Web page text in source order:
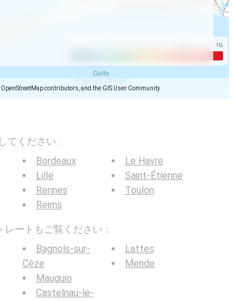
contributors, and the GIS User Community
てください :
Bordeaux
Lille
Rennes
Reims
Le Havre
Saint-Étienne
Toulon
ートもご覧ください：
Bagnols-sur-
Cèze
Mauguio
Castelnau-le-
Lattes
Mende